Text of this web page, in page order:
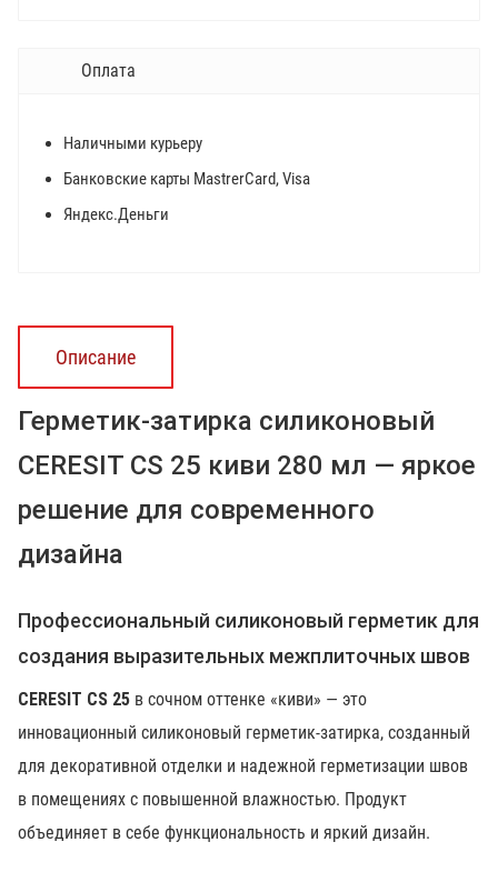
Оплата
Наличными курьеру
Банковские карты MastrerCard, Visa
Яндекс.Деньги
Описание
Герметик-затирка силиконовый
CERESIT CS 25 киви 280 мл — яркое
решение для современного
дизайна
Профессиональный силиконовый герметик для
создания выразительных межплиточных швов
CERESIT CS 25 в сочном оттенке «киви» — это
инновационный силиконовый герметик-затирка, созданный
для декоративной отделки и надежной герметизации швов
в помещениях с повышенной влажностью. Продукт
объединяет в себе функциональность и яркий дизайн.